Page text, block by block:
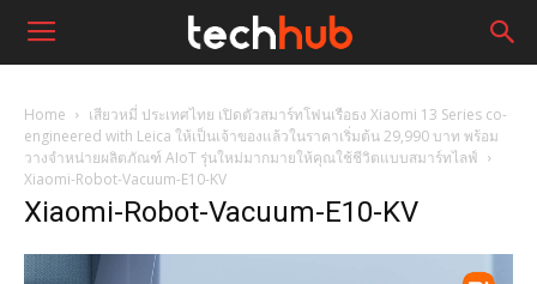
Home
เสียวหมี่ ประเทศไทย เปิดตัวสมาร์ทโฟนเรือธง Xiaomi 13 Series co-
engineered with Leica ให้เป็นเจ้าของแล้วในราคาเริ่มต้น 29,990 บาท พร้อม
วางจำหน่ายผลิตภัณฑ์ AIoT รุ่นใหม่มากมายให้คุณใช้ชีวิตแบบสมาร์ทไลฟ์
Xiaomi-Robot-Vacuum-E10-KV
Xiaomi-Robot-Vacuum-E10-KV